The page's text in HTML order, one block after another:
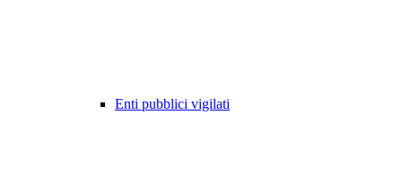
Enti pubblici vigilati